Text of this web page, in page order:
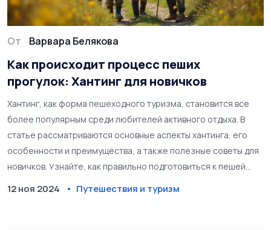
От Варвара Белякова
Как происходит процесс пеших
прогулок: Хантинг для новичков
Хантинг, как форма пешеходного туризма, становится все
более популярным среди любителей активного отдыха. В
статье рассматриваются основные аспекты хантинга, его
особенности и преимущества, а также полезные советы для
новичков. Узнайте, как правильно подготовиться к пешей
следует учесть. Вам также предстоит познакомиться с
12 ноя 2024 Путешествия и туризм